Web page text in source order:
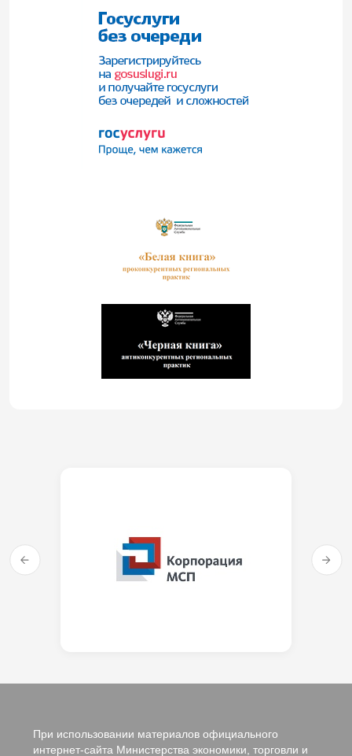
При использовании материалов официального
интернет-сайта Министерства экономики, торговли и